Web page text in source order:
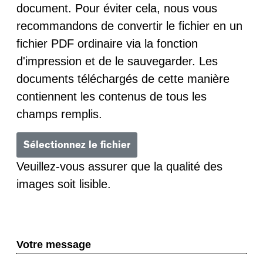
document. Pour éviter cela, nous vous
recommandons de convertir le fichier en un
fichier PDF ordinaire via la fonction
d'impression et de le sauvegarder. Les
documents téléchargés de cette manière
contiennent les contenus de tous les
champs remplis.
Sélectionnez le fichier
Veuillez-vous assurer que la qualité des
images soit lisible.
Votre message